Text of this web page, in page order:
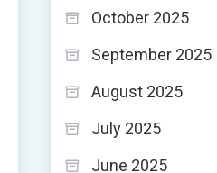
October 2025
September 2025
August 2025
July 2025
June 2025